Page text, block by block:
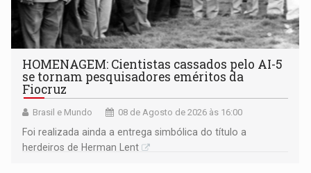
HOMENAGEM: Cientistas cassados pelo AI-5
se tornam pesquisadores eméritos da
Fiocruz
Brasil e Mundo 08 de Agosto de 2026 às 16:00
Foi realizada ainda a entrega simbólica do título a
herdeiros de Herman Lent